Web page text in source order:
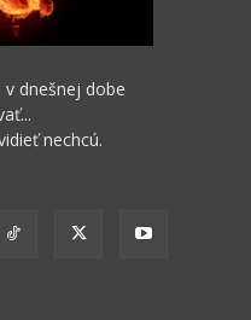
dnešnej dobe
nechcú.